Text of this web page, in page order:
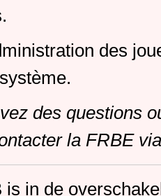
des
des questions
la FRBE
is in de